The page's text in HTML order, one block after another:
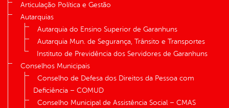
Articulação Política e Gestão
Autarquias
Autarquia do Ensino Superior de Garanhuns
Autarquia Mun. de Segurança, Trânsito e Transportes
Instituto de Previdência dos Servidores de Garanhuns
Conselhos Municipais
Conselho de Defesa dos Direitos da Pessoa com
Deficiência – COMUD
Conselho Municipal de Assistência Social – CMAS